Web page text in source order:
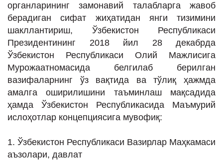
органларининг замонавий талабларга жавоб
берадиган сифат жиҳатидан янги тизимини
шакллантириш, Ўзбекистон Республикаси
Президентининг 2018 йил 28 декабрда
Ўзбекистон Республикаси Олий Мажлисига
Мурожаатномасида белгилаб берилган
вазифаларнинг ўз вақтида ва тўлиқ ҳажмда
амалга оширилишини таъминлаш мақсадида
ҳамда Ўзбекистон Республикасида Маъмурий
ислоҳотлар концепциясига мувофиқ:
1. Ўзбекистон Республикаси Вазирлар Маҳкамаси
аъзолари, давлат